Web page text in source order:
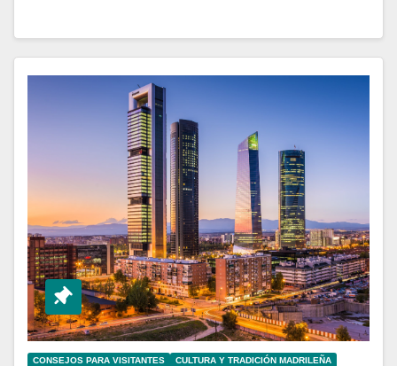
CONSEJOS PARA VISITANTES CULTURA Y TRADICIÓN MADRILEÑA